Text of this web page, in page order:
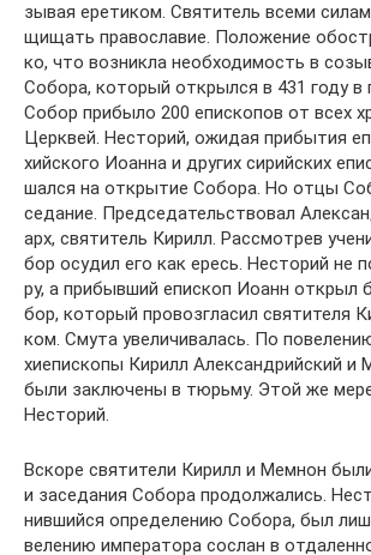
зы­вая ере­ти­ком. Свя­ти­тель все­ми
щи­щать пра­во­сла­вие. По­ло­же­ние
ко, что воз­ник­ла необ­хо­ди­мость в
Со­бо­ра, ко­то­рый от­крыл­ся в 431 го­ду в
Со­бор при­бы­ло 200 епи­ско­пов от всех
Церк­вей. Несто­рий, ожи­дая при­бы­тия
хий­ско­го Иоан­на и дру­гих си­рий­ских
шал­ся на от­кры­тие Со­бо­ра. Но от­цы
се­да­ние. Пред­се­да­тель­ство­вал
арх, свя­ти­тель Ки­рилл. Рас­смот­рев
бор осу­дил его как ересь. Несто­рий не
ру, а при­быв­ший епи­скоп Иоанн от­крыл
бор, ко­то­рый про­воз­гла­сил свя­ти­те­ля
ком. Сму­та уве­ли­чи­ва­лась. По
хи­епи­ско­пы Ки­рилл Алек­сан­дрий­ский и
бы­ли за­клю­че­ны в тюрь­му. Этой же
Несто­рий.
Вско­ре свя­ти­те­ли Ки­рилл и Мем­нон
и за­се­да­ния Со­бо­ра про­дол­жа­лись.
нив­ший­ся опре­де­ле­нию Со­бо­ра, был
ве­ле­нию им­пе­ра­то­ра со­слан в